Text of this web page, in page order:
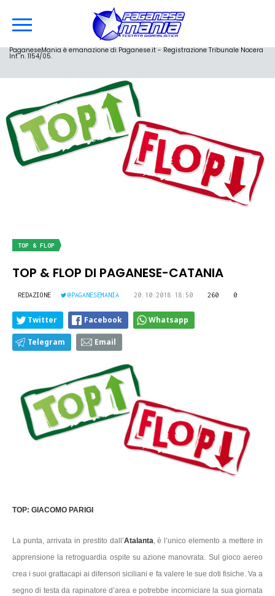
PaganeseMania è emanazione di Paganese.it - Registrazione Tribunale Nocera
Inf. n. 1154/05.
TOP & FLOP
TOP & FLOP DI PAGANESE-CATANIA
REDAZIONE @PAGANESEMANIA 20.10.2018 18:50 260 0
Twitter Facebook Whatsapp
Telegram Email
TOP: GIACOMO PARIGI
La punta, arrivata in prestito dall’Atalanta, è l’unico elemento a mettere in
apprensione la retroguardia ospite su azione manovrata. Sul gioco aereo
crea i suoi grattacapi ai difensori siciliani e fa valere le sue doti fisiche. Va a
segno di testa da rapinatore d’area e potrebbe incorniciare la sua giornata